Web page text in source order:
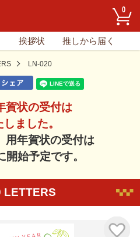
0
挨拶状 推しから届く
LN-020
賀状の受付は
ました。
用年賀状の受付は
始予定です。
LETTERS